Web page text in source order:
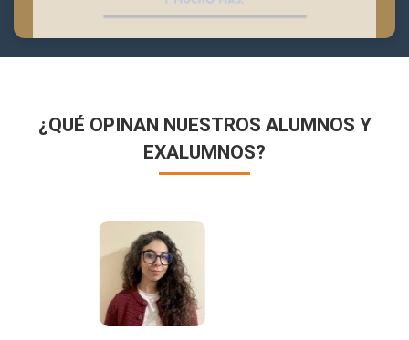
¿QUÉ OPINAN NUESTROS ALUMNOS Y
EXALUMNOS?